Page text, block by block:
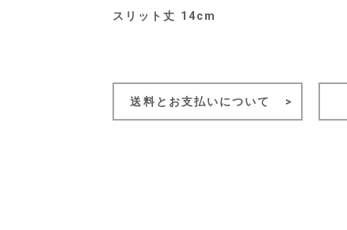
スリット丈 14cm
送料とお支払いについて